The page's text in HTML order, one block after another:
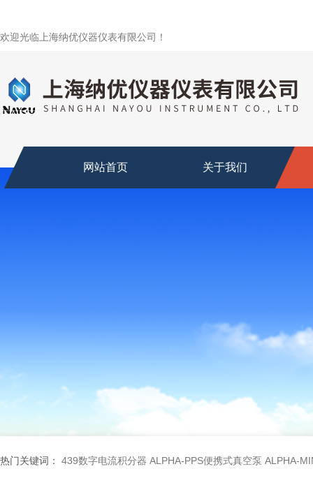
欢迎光临上海纳优仪器仪表有限公司！
网站首页 关于我们
热门关键词： 439数字电流积分器 ALPHA-PPS便携式真空泵 ALPHA-